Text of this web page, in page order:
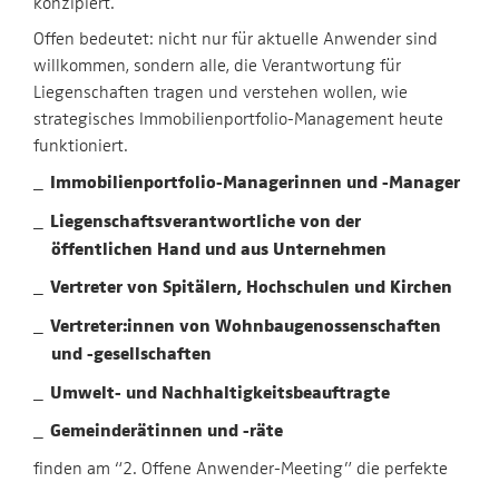
Offen bedeutet: nicht nur für aktuelle Anwender sind
willkommen, sondern alle, die Verantwortung für
Liegenschaften tragen und verstehen wollen, wie
strategisches Immobilienportfolio-Management heute
funktioniert.
Immobilienportfolio-Managerinnen und -Manager
Liegenschaftsverantwortliche von der
öffentlichen Hand und aus Unternehmen
Vertreter von Spitälern, Hochschulen und Kirchen
Vertreter:innen von Wohnbaugenossenschaften
und -gesellschaften
Umwelt- und Nachhaltigkeitsbeauftragte
Gemeinderätinnen und -räte
finden am “2. Offene Anwender-Meeting” die perfekte